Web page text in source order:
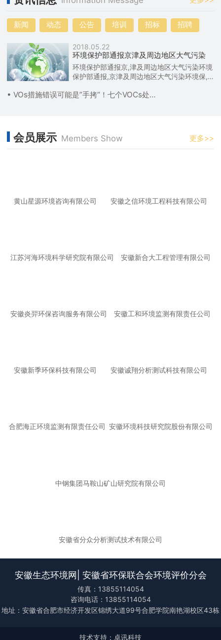
新闻 动态 公告 培训 招标 招聘
2018.05.22
环境保护部通报京津及周边地区大气污染
环境保护部通报京,津及周边地区大气污染环境
保护部通报,京津及周边地区大气污染环境保,
• VOs措施错误可能是”手拷“！七个VOCs处理乱象
会员展示 Members Show 更多>>
黄山星源环境咨询有限公司 安徽之信环境工程科技有限公司
江苏河海环境科学研究院有限公司 安徽新合大工程管理有限公司
安徽炎羿环保咨询服务有限公司 安徽工和环境监测有限责任公司
安徽新季环保科技有限公司 安徽诚翔分析测试科技有限公司
合肥海正环境监测有限责任公司 安徽环境科技研究院股份有限公司
中钢集团马鞍山矿山研究院有限公司
安徽省分众分析测试技术有限公司
安徽生态环境网| 安徽省环保联合会环境评价分会
传真：13855114054
咨询电话：13855114054
地址：安徽省合肥市经济开发区锦绣大道99号合肥学院南艳湖校区43栋
技术支持：卓讯科技